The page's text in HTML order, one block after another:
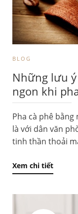
BLOG
Những lưu
ngon khi
Pha cà phê
là với dân văn
tinh thần thoải
Xem chi tiết